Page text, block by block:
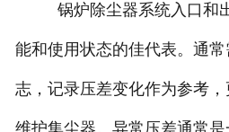
锅炉除尘器系统入口和
能和使用状态的佳代表。通
志，记录压差变化作为参考